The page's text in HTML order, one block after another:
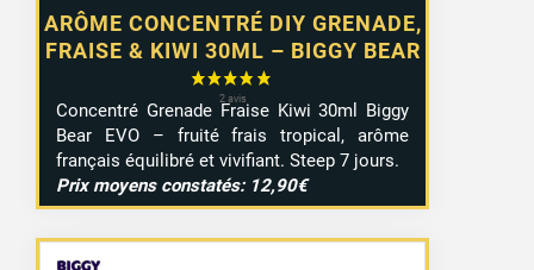
50 avis
ARÔME CONCENTRÉ DIY GRENADE,
FRAISE & KIWI 30ML – BIGGY BEAR
Concentré Grenade Fraise Kiwi 30ml Biggy
Bear EVO – fruité frais tropical, arôme
français équilibré et vivifiant. Steep 7 jours.
Prix moyens constatés: 12,90€